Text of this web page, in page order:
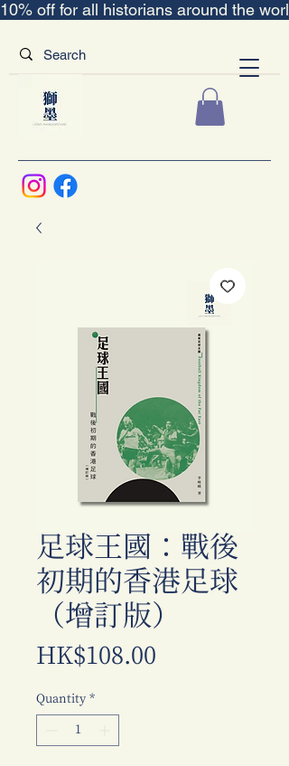
10% off for all historians around the
足球王國：戰後
初期的香港足球
（增訂版）
HK$108.00
Quantity *